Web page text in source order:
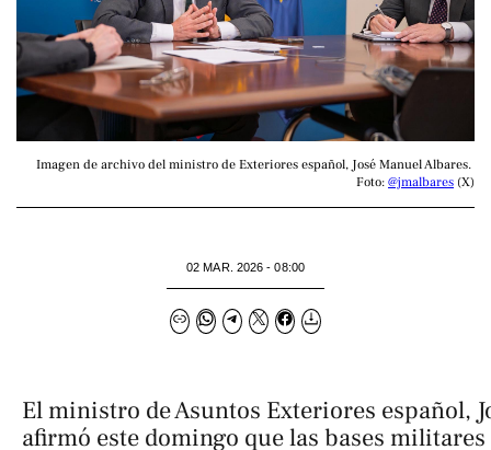
Imagen de archivo del ministro de Exteriores español, José Manuel Albares.
Foto: @jmalbares (X)
02 MAR. 2026 - 08:00
El ministro de Asuntos Exteriores español,
afirmó este domingo que las bases militares